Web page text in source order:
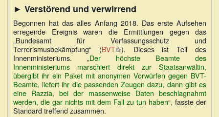
► Verstörend und verwirrend
Begonnen hat das alles Anfang 2018. Das erste Aufsehen
erregende Ereignis waren die Ermittlungen gegen das
„Bundesamt für Verfassungsschutz und
Terrorismusbekämpfung“ (BVT(Link
ist
extern)
). Dieses ist Teil des
Innenministeriums. „Der höchste Beamte des
Innenministeriums marschiert direkt zur Staatsanwältin,
übergibt ihr ein Paket mit anonymen Vorwürfen gegen BVT-
Beamte, liefert ihr die passenden Zeugen dazu, dann gibt es
eine Razzia, bei der massenweise Daten beschlagnahmt
werden, die gar nichts mit dem Fall zu tun haben“, fasste der
Standard treffend zusammen.